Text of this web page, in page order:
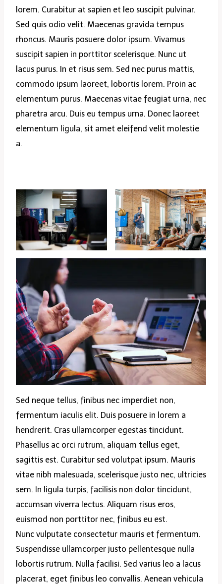
lorem. Curabitur at sapien et leo suscipit pulvinar.
Sed quis odio velit. Maecenas gravida tempus
rhoncus. Mauris posuere dolor ipsum. Vivamus
suscipit sapien in porttitor scelerisque. Nunc ut
lacus purus. In et risus sem. Sed nec purus mattis,
commodo ipsum laoreet, lobortis lorem. Proin ac
elementum purus. Maecenas vitae feugiat urna, nec
pharetra arcu. Duis eu tempus urna. Donec laoreet
elementum ligula, sit amet eleifend velit molestie
a.
Sed neque tellus, finibus nec imperdiet non,
fermentum iaculis elit. Duis posuere in lorem a
hendrerit. Cras ullamcorper egestas tincidunt.
Phasellus ac orci rutrum, aliquam tellus eget,
sagittis est. Curabitur sed volutpat ipsum. Mauris
vitae nibh malesuada, scelerisque justo nec, ultricies
sem. In ligula turpis, facilisis non dolor tincidunt,
accumsan viverra lectus. Aliquam risus eros,
euismod non porttitor nec, finibus eu est.
Nunc vulputate consectetur mauris et fermentum.
Suspendisse ullamcorper justo pellentesque nulla
lobortis rutrum. Nulla facilisi. Sed varius leo a lacus
placerat, eget finibus leo convallis. Aenean vehicula